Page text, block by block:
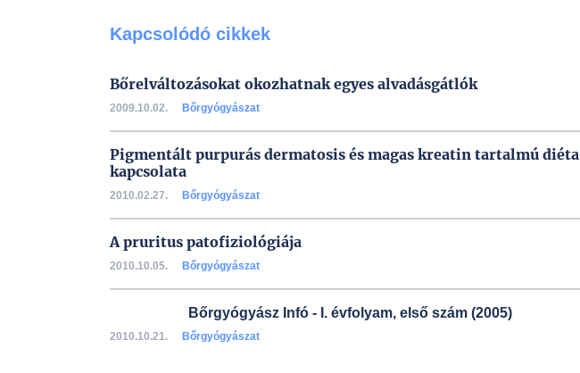
Kapcsolódó cikkek
Bőrelváltozásokat okozhatnak egyes alvadásgátlók
2009.10.02. Bőrgyógyászat
Pigmentált purpurás dermatosis és magas kreatin tartalmú diéta
kapcsolata
2010.02.27. Bőrgyógyászat
A pruritus patofiziológiája
2010.10.05. Bőrgyógyászat
Bőrgyógyász Infó - I. évfolyam, első szám (2005)
2010.10.21. Bőrgyógyászat